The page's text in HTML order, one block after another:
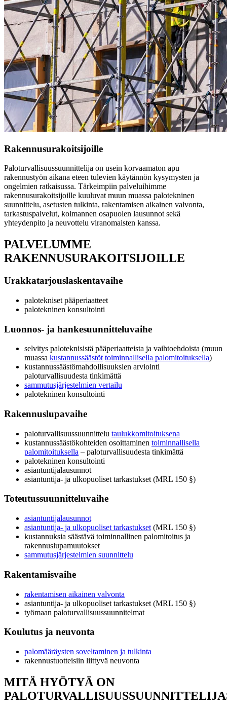
Rakennusurakoitsijoille
Paloturvallisuussuunnittelija on usein korvaamaton apu
rakennustyön aikana eteen tulevien käytännön kysymysten ja
ongelmien ratkaisussa. Tärkeimpiin palveluihimme
rakennusurakoitsijoille kuuluvat muun muassa palotekninen
suunnittelu, asetusten tulkinta, rakentamisen aikainen valvonta,
tarkastuspalvelut, kolmannen osapuolen lausunnot sekä
yhteydenpito ja neuvottelu viranomaisten kanssa.
PALVELUMME
RAKENNUSURAKOITSIJOILLE
Urakkatarjouslaskentavaihe
palotekniset pääperiaatteet
palotekninen konsultointi
Luonnos- ja hankesuunnitteluvaihe
selvitys paloteknisistä pääperiaatteista ja vaihtoehdoista (muun
muassa kustannussäästöt toiminnallisella palomitoituksella)
kustannussäästömahdollisuuksien arviointi
paloturvallisuudesta tinkimättä
sammutusjärjestelmien vertailu
palotekninen konsultointi
Rakennuslupavaihe
paloturvallisuussuunnittelu taulukkomitoituksena
kustannussäästökohteiden osoittaminen toiminnallisella
palomitoituksella – paloturvallisuudesta tinkimättä
palotekninen konsultointi
asiantuntijalausunnot
asiantuntija- ja ulkopuoliset tarkastukset (MRL 150 §)
Toteutussuunnitteluvaihe
asiantuntijalausunnot
asiantuntija- ja ulkopuoliset tarkastukset (MRL 150 §)
kustannuksia säästävä toiminnallinen palomitoitus ja
rakennuslupamuutokset
sammutusjärjestelmien suunnittelu
Rakentamisvaihe
rakentamisen aikainen valvonta
asiantuntija- ja ulkopuoliset tarkastukset (MRL 150 §)
työmaan paloturvallisuussuunnitelmat
Koulutus ja neuvonta
palomääräysten soveltaminen ja tulkinta
rakennustuotteisiin liittyvä neuvonta
MITÄ HYÖTYÄ ON